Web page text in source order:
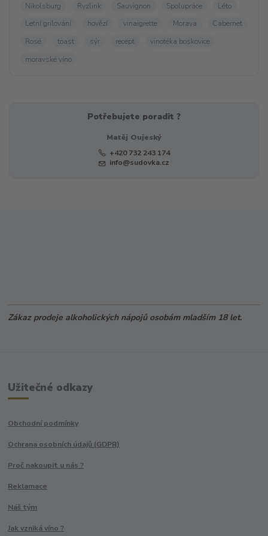
Nikolsburg
Ryzlink Sauvignon Spolupráce
Léto
Letní grilování
hovězí vinaigrette Morava
Cabernet
Rosé
toast sýr recept
vinotéka boskovice
moravské víno
Potřebujete poradit ?
Matěj Oujeský
+420 732 243 174
info@sudovka.cz
Zákaz prodeje alkoholických nápojů osobám mladším 18 let.
Užitečné odkazy
Obchodní podmínky
Ochrana osobních údajů (GDPR)
Proč nakoupit u nás ?
Reklamace
Náš tým
Jak vzniká víno ?